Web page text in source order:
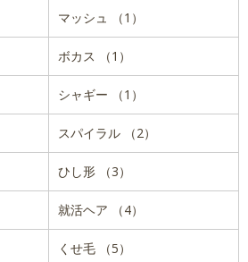
マッシュ （1）
ボカス （1）
シャギー （1）
スパイラル （2）
ひし形 （3）
就活ヘア （4）
くせ毛 （5）